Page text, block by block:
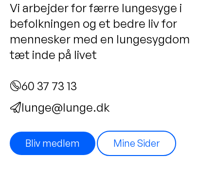
Vi arbejder for færre lungesyge i
befolkningen og et bedre liv for
mennesker med en lungesygdom
tæt inde på livet
60 37 73 13
lunge@lunge.dk
Bliv medlem Mine Sider